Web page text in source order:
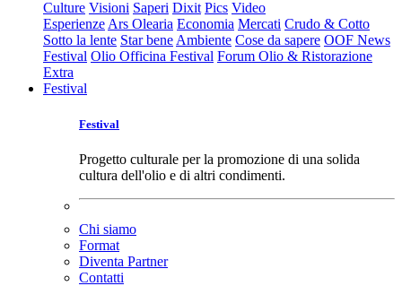
Culture Visioni Saperi Dixit Pics Video
Esperienze Ars Olearia Economia Mercati Crudo & Cotto
Sotto la lente Star bene Ambiente Cose da sapere OOF News
Festival Olio Officina Festival Forum Olio & Ristorazione
Extra
Festival
Festival
Progetto culturale per la promozione di una solida
cultura dell'olio e di altri condimenti.
Chi siamo
Format
Diventa Partner
Contatti